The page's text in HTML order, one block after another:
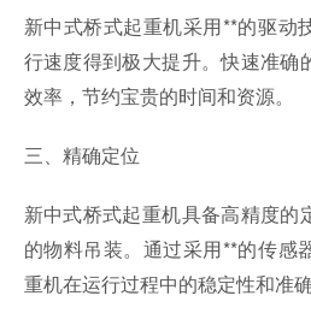
新中式桥式起重机采用**的驱动
行速度得到极大提升。快速准确
效率，节约宝贵的时间和资源。
三、精确定位
新中式桥式起重机具备高精度的
的物料吊装。通过采用**的传感
重机在运行过程中的稳定性和准确